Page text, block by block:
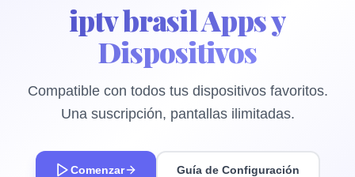
iptv brasil Apps y
Dispositivos
Compatible con todos tus dispositivos favoritos.
Una suscripción, pantallas ilimitadas.
Comenzar Guía de Configuración